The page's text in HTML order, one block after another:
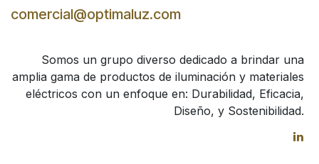
comercial@optimaluz.com
Somos un grupo diverso dedicado a brindar una
amplia gama de productos de iluminación y materiales
eléctricos con un enfoque en: Durabilidad, Eficacia,
Diseño, y Sostenibilidad.